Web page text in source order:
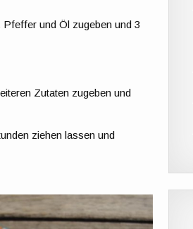
und Öl zugeben und 3
Zutaten zugeben und
ziehen lassen und